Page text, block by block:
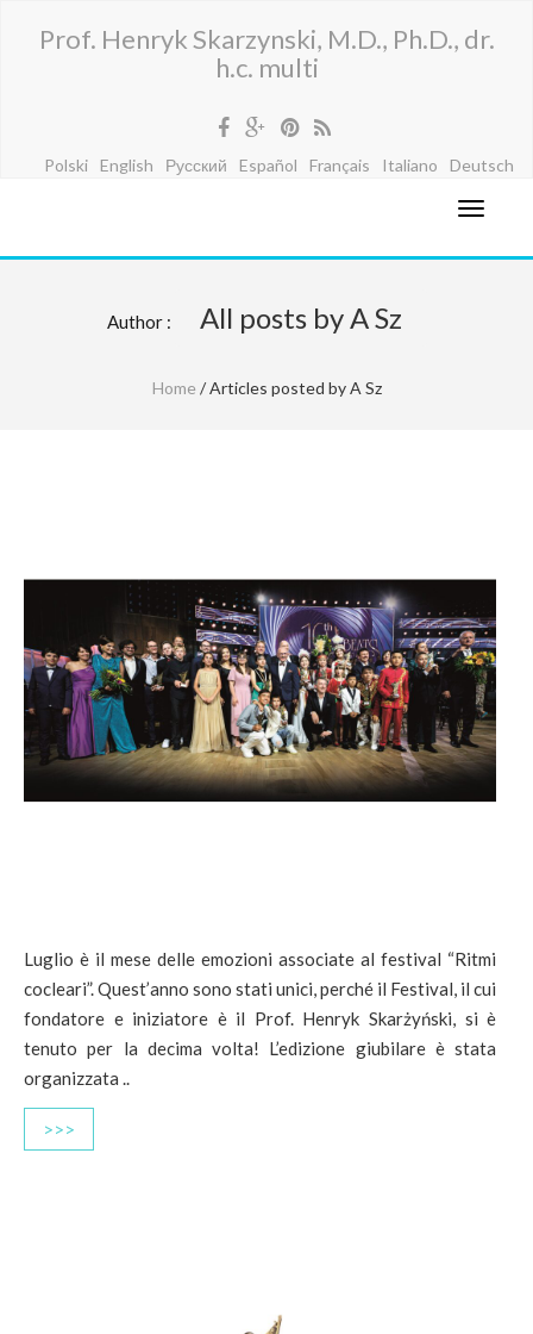
Prof. Henryk Skarzynski, M.D., Ph.D., dr.
h.c. multi
Polski English Русский Español Français Italiano Deutsch
Author : All posts by A Sz
Home / Articles posted by A Sz
Luglio è il mese delle emozioni associate al festival “Ritmi
cocleari”. Quest’anno sono stati unici, perché il Festival, il cui
fondatore e iniziatore è il Prof. Henryk Skarżyński, si è
tenuto per la decima volta! L’edizione giubilare è stata
organizzata ..
>>>